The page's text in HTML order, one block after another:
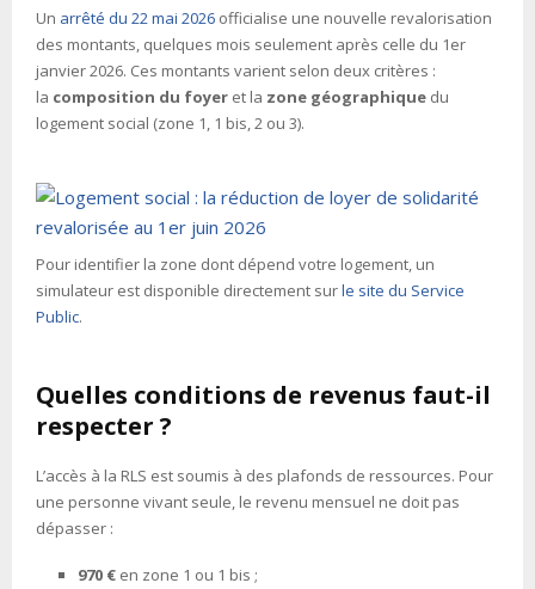
Un arrêté du 22 mai 2026 officialise une nouvelle revalorisation
des montants, quelques mois seulement après celle du 1er
janvier 2026. Ces montants varient selon deux critères :
la composition du foyer et la zone géographique du
logement social (zone 1, 1 bis, 2 ou 3).
Pour identifier la zone dont dépend votre logement, un
simulateur est disponible directement surle site du Service
Public.
Quelles conditions de revenus faut-il
respecter ?
L’accès à la RLS est soumis à des plafonds de ressources. Pour
une personne vivant seule, le revenu mensuel ne doit pas
dépasser :
970 € en zone 1 ou 1 bis ;